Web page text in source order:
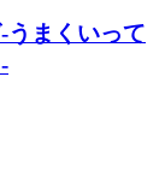
うまくいって